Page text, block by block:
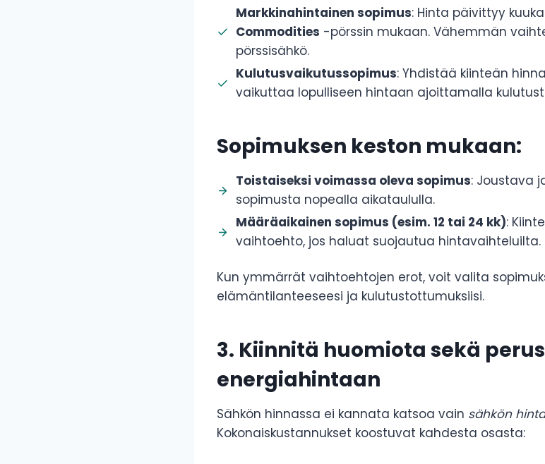
Markkinahintainen sopimus: Hinta päivittyy
Commodities -pörssin mukaan. Vähemmän
pörssisähkö.
Kulutusvaikutussopimus: Yhdistää kiinteän
vaikuttaa lopulliseen hintaan ajoittamalla
Sopimuksen keston mukaan:
Toistaiseksi voimassa oleva sopimus: Joustava
sopimusta nopealla aikataululla.
Määräaikainen sopimus (esim. 12 tai 24 kk):
vaihtoehto, jos haluat suojautua hintavaihteluilta.
Kun ymmärrät vaihtoehtojen erot, voit valita
elämäntilanteeseesi ja kulutustottumuksiisi.
3. Kiinnitä huomiota sekä
energiahintaan
Sähkön hinnassa ei kannata katsoa vain sähkön
Kokonaiskustannukset koostuvat kahdesta osasta: